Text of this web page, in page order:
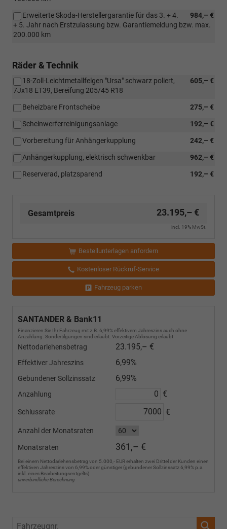
984,– €
Erweiterte Skoda-Herstellergarantie für das 3. + 4.
+ 5. Jahr nach Erstzulassung bzw. Garantiemeldung bzw. max.
200.000 km
Räder & Technik
605,– €
18-Zoll-Leichtmetallfelgen "Ursa" schwarz poliert,
7Jx18 ET39, Bereifung 205/45 R18
275,– €
Beheizbare Frontscheibe
192,– €
Scheinwerferreinigungsanlage
242,– €
Vorbereitung für Anhängerkupplung
962,– €
Anhängerkupplung, elektrisch schwenkbar
192,– €
Reserverad, platzsparend
Gesamtpreis 23.195,– €
incl. 19% MwSt.
Bestellunterlagen anfordern
Kostenloser Rückruf-Service
Fahrzeug parken
SANTANDER & Bank11
Finanzieren Sie Ihr Fahrzeug mit z.B. 6,99% effektivem Jahreszins auch ohne
Anzahlung. Sondertilgungen sind erlaubt. Vorzeitige Ablösung erlaubt.
Nettodarlehensbetrag 23.195,– €
Effektiver Jahreszins 6,99%
Gebundener Sollzinssatz 6,99%
Anzahlung €
Schlussrate €
Anzahl der Monatsraten
Monatsraten 361,– €
Bei einem Nettodarlehensbetrag von 5.000,- EUR erhalten zwei Drittel der Kunden einen
effektiven Jahreszins von 6,99% oder günstiger (gebundener Sollzinssatz 6,99% p.a.
inkl. eines Bearbeitungsentgelts).
unverbindliche Berechnung
Fahrzeugnr.